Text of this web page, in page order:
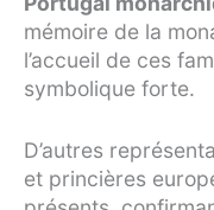
mémoire de la
l’accueil de ces
symbolique forte.
D’autres
et princières